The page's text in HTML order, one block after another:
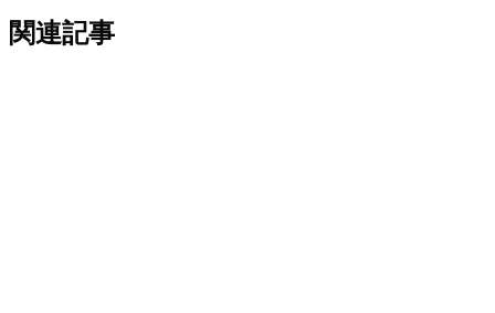
関連記事